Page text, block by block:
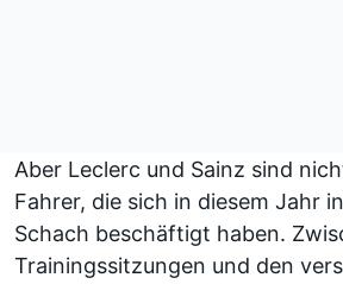
Aber Leclerc und Sainz sind
Fahrer, die sich in diesem Jahr
Schach beschäftigt haben.
Trainingssitzungen und den